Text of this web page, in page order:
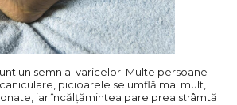
un semn al varicelor. Multe persoane
picioarele se umflă mai mult,
iar încălțămintea pare prea strâmtă